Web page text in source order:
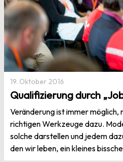
19. Oktober 2016
Qualifizierung durch
Veränderung ist immer möglich,
richtigen Werkzeuge dazu.
solche darstellen und jedem
den wir leben, ein kleines